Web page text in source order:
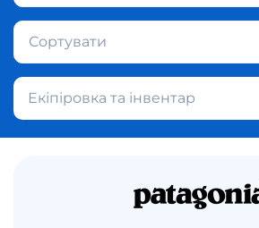
Сортувати
Екіпіровка та інвентар